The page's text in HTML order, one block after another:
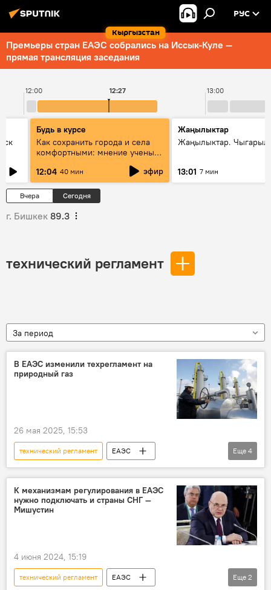
Кыргызстан
РУС
Премьеры стран ЕАЭС собрались на Иссык-Куле —
прямая трансляция заседания
12:00 13:00
12:27
Будь в курсе
Как сохранить города и села
комфортными: мнение ученых
12:04 40 мин эфир
Жаңылыктар
Жаңылыктар.
13:01 7 мин
Вчера Сегодня
г. Бишкек 89.3
технический регламент
За период
В ЕАЭС изменили техрегламент на
природный газ
26 мая 2025, 15:53
технический регламент
ЕАЭС
Кыргызстан в ЕАЭС
природный газ
изменение
ЕЭК
Еще 4
К механизмам регулирования в ЕАЭС
нужно подключать и страны СНГ —
Мишустин
4 июня 2024, 15:19
технический регламент
ЕАЭС
Еще 2